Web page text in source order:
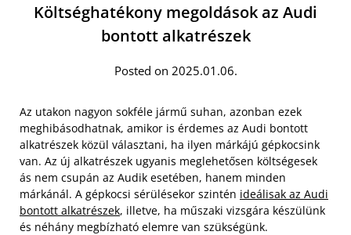
Költséghatékony megoldások az Audi
bontott alkatrészek
Posted on 2025.01.06.
Az utakon nagyon sokféle jármű suhan, azonban ezek
meghibásodhatnak, amikor is érdemes az Audi bontott
alkatrészek közül választani, ha ilyen márkájú gépkocsink
van. Az új alkatrészek ugyanis meglehetősen költségesek
ás nem csupán az Audik esetében, hanem minden
márkánál. A gépkocsi sérülésekor szintén ideálisak az Audi
bontott alkatrészek, illetve, ha műszaki vizsgára készülünk
és néhány megbízható elemre van szükségünk.